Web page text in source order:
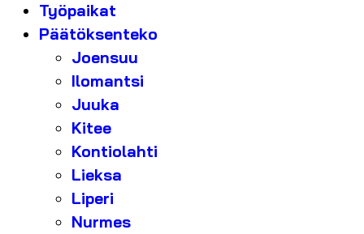
Työpaikat
Päätöksenteko
Joensuu
Ilomantsi
Juuka
Kitee
Kontiolahti
Lieksa
Liperi
Nurmes